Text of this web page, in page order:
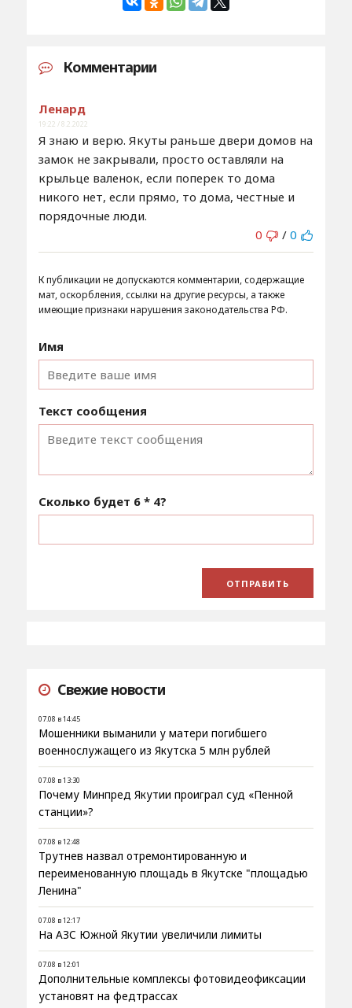
Комментарии
Ленард
19:22 / 8.2.2022
Я знаю и верю. Якуты раньше двери домов на
замок не закрывали, просто оставляли на
крыльце валенок, если поперек то дома
никого нет, если прямо, то дома, честные и
порядочные люди.
0
/ 0
К публикации не допускаются комментарии, содержащие
мат, оскорбления, ссылки на другие ресурсы, а также
имеющие признаки нарушения законодательства РФ.
Имя
Текст сообщения
Сколько будет 6 * 4?
Свежие новости
07.08 в 14:45
Мошенники выманили у матери погибшего
военнослужащего из Якутска 5 млн рублей
07.08 в 13:30
Почему Минпред Якутии проиграл суд «Пенной
станции»?
07.08 в 12:48
Трутнев назвал отремонтированную и
переименованную площадь в Якутске "площадью
Ленина"
07.08 в 12:17
На АЗС Южной Якутии увеличили лимиты
07.08 в 12:01
Дополнительные комплексы фотовидеофиксации
установят на федтрассах